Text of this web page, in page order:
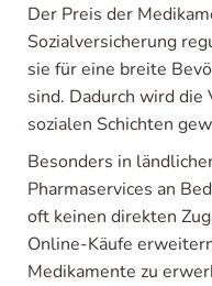
Der Preis der
Sozialversicherung
sie für eine breite
sind. Dadurch wird
sozialen Schichten
Besonders in
Pharmaservices an
oft keinen direkten
Online-Käufe
Medikamente zu